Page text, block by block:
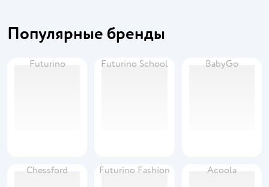
Популярные бренды
Futurino Futurino School BabyGo
Chessford Futurino Fashion Acoola